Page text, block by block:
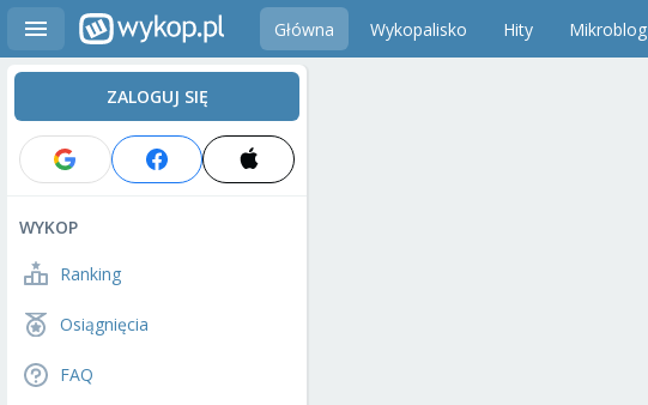
Główna Wykopalisko Hity Mikroblog
ZALOGUJ SIĘ
WYKOP
Ranking
Osiągnięcia
FAQ